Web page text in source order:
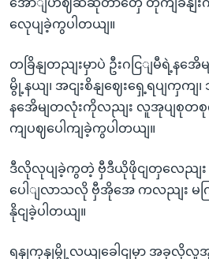
လေုပျခဲ့ကွပါတယျ။
တခြိနျတညျးမှာပဲ ဦးဂငြျမီရဲ့နအ
မွို့နယျ၊ အငျးစိနျဈေးရှေ့ရပျကှကျ
နအေိမျတလုံးကိုလညျး လူအုပျစုတ
ကျပဈပေါကျခဲ့ကွပါတယျ။
ဒီလိုလုပျခဲ့ကွတဲ့ ဗှီဒီယိုဖိုငျတှလေညျ
ပေါျလာသလို ဗှီအိုအေ ကလညျး မ
နိုငျခဲ့ပါတယျ။
ရနျကုနျမွို့လယျခေါငျမှာ အခုလို